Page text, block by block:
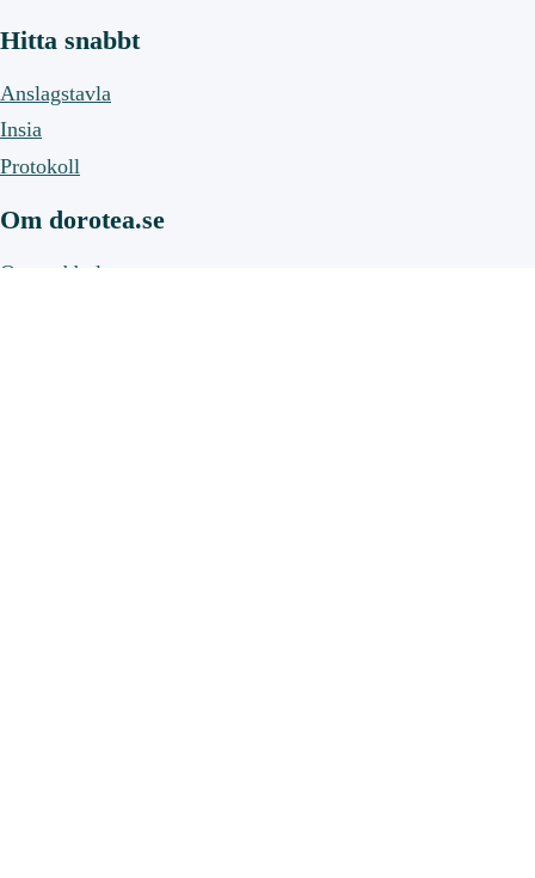
Hitta snabbt
Anslagstavla
Insia
Protokoll
Om dorotea.se
Om webbplatsen